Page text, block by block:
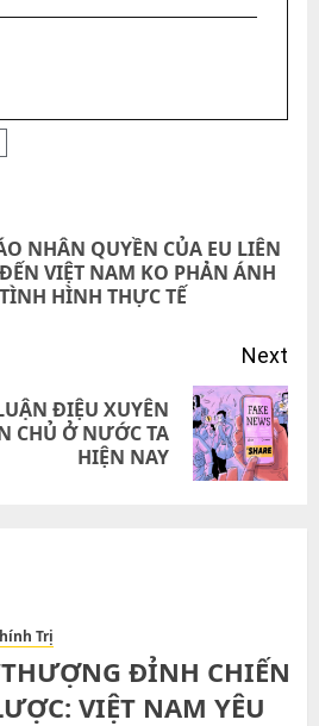
NHÂN QUYỀN CỦA EU LIÊN
VIỆT NAM KO PHẢN ÁNH
HÌNH THỰC TẾ
Next
ĐIỆU XUYÊN
CHỦ Ở NƯỚC TA
HIỆN NAY
Trị
ĐỈNH CHIẾN
VIỆT NAM YÊU